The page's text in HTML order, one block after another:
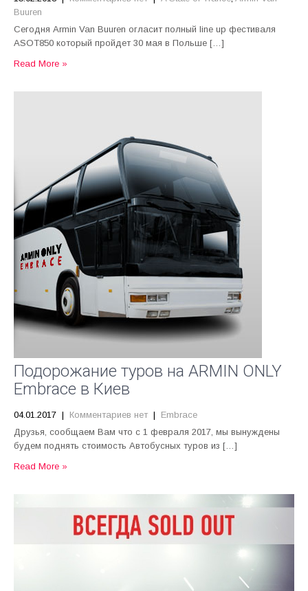
Buuren
Сегодня Armin Van Buuren огласит полный line up фестиваля
ASOT850 который пройдет 30 мая в Польше […]
Read More »
Подорожание туров на ARMIN ONLY
Embrace в Киев
04.01.2017 | Комментариев нет | Embrace
Друзья, сообщаем Вам что с 1 февраля 2017, мы вынуждены
будем поднять стоимость Автобусных туров из […]
Read More »